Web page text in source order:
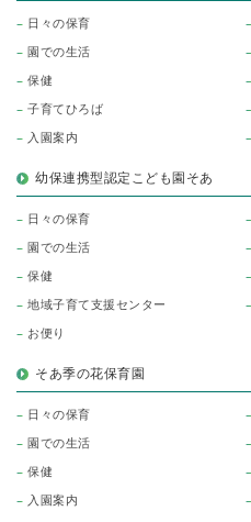
日々の保育
園での生活
保健
子育てひろば
入園案内
幼保連携型認定こども園そあ
日々の保育
園での生活
保健
地域子育て支援センター
お便り
そあ季の花保育園
日々の保育
園での生活
保健
入園案内